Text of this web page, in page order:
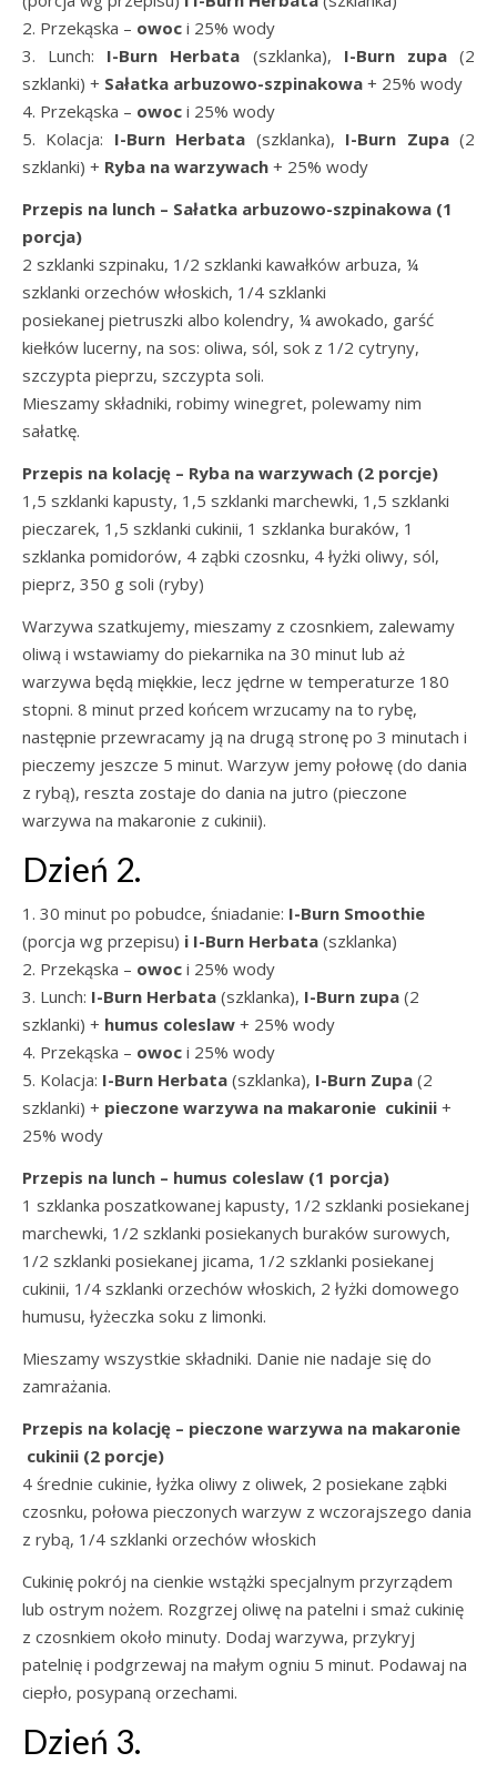
2. Przekąska – owoc i 25% wody
3. Lunch: I-Burn Herbata (szklanka), I-Burnzupa(2
szklanki) + Sałatka arbuzowo-szpinakowa + 25% wody
4. Przekąska – owoc i 25% wody
5. Kolacja: I-BurnHerbata (szklanka), I-Burn Zupa(2
szklanki) + Ryba na warzywach + 25% wody
Przepis na lunch – Sałatka arbuzowo-szpinakowa (1
porcja)
2 szklanki szpinaku, 1/2 szklanki kawałków arbuza, ¼
szklanki orzechów włoskich, 1/4 szklanki
posiekanej pietruszki albo kolendry, ¼ awokado, garść
kiełków lucerny, na sos: oliwa, sól, sok z 1/2 cytryny,
szczypta pieprzu, szczypta soli.
Mieszamy składniki, robimy winegret, polewamy nim
sałatkę.
Przepis na kolację – Ryba na warzywach (2 porcje)
1,5 szklanki kapusty, 1,5 szklanki marchewki, 1,5 szklanki
pieczarek, 1,5 szklanki cukinii, 1 szklanka buraków, 1
szklanka pomidorów, 4 ząbki czosnku, 4 łyżki oliwy, sól,
pieprz, 350 g soli (ryby)
Warzywa szatkujemy, mieszamy z czosnkiem, zalewamy
oliwą i wstawiamy do piekarnika na 30 minut lub aż
warzywa będą miękkie, lecz jędrne w temperaturze 180
stopni. 8 minut przed końcem wrzucamy na to rybę,
następnie przewracamy ją na drugą stronę po 3 minutach i
pieczemy jeszcze 5 minut. Warzyw jemy połowę (do dania
z rybą), reszta zostaje do dania na jutro (pieczone
warzywa na makaronie z cukinii).
Dzień 2.
1. 30 minut po pobudce, śniadanie: I-Burn Smoothie
(porcja wg przepisu) i I-Burn Herbata (szklanka)
2. Przekąska – owoc i 25% wody
3. Lunch: I-Burn Herbata (szklanka), I-Burn zupa (2
szklanki) + humus coleslaw + 25% wody
4. Przekąska – owoc i 25% wody
5. Kolacja: I-Burn Herbata (szklanka), I-Burn Zupa (2
szklanki) + pieczone warzywa na makaronie cukinii +
25% wody
Przepis na lunch – humus coleslaw (1 porcja)
1 szklanka poszatkowanej kapusty, 1/2 szklanki posiekanej
marchewki, 1/2 szklanki posiekanych buraków surowych,
1/2 szklanki posiekanej jicama, 1/2 szklanki posiekanej
cukinii, 1/4 szklanki orzechów włoskich, 2 łyżki domowego
humusu, łyżeczka soku z limonki.
Mieszamy wszystkie składniki. Danie nie nadaje się do
zamrażania.
Przepis na kolację – pieczone warzywa na makaronie
cukinii (2 porcje)
4 średnie cukinie, łyżka oliwy z oliwek, 2 posiekane ząbki
czosnku, połowa pieczonych warzyw z wczorajszego dania
z rybą, 1/4 szklanki orzechów włoskich
Cukinię pokrój na cienkie wstążki specjalnym przyrządem
lub ostrym nożem. Rozgrzej oliwę na patelni i smaż cukinię
z czosnkiem około minuty. Dodaj warzywa, przykryj
patelnię i podgrzewaj na małym ogniu 5 minut. Podawaj na
ciepło, posypaną orzechami.
Dzień 3.